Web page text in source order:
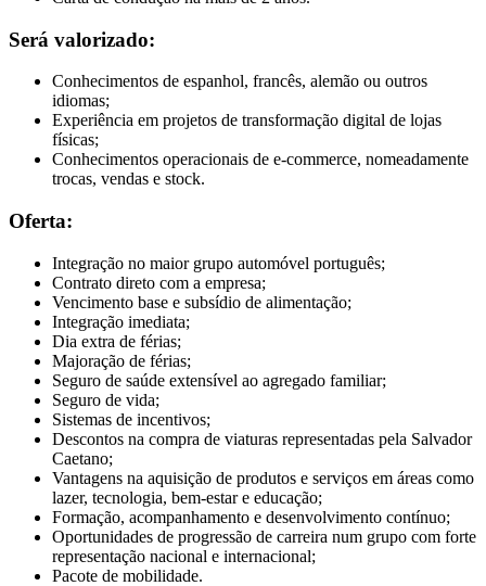
Será valorizado:
Conhecimentos de espanhol, francês, alemão ou outros
idiomas;
Experiência em projetos de transformação digital de lojas
físicas;
Conhecimentos operacionais de e-commerce, nomeadamente
trocas, vendas e stock.
Oferta:
Integração no maior grupo automóvel português;
Contrato direto com a empresa;
Vencimento base e subsídio de alimentação;
Integração imediata;
Dia extra de férias;
Majoração de férias;
Seguro de saúde extensível ao agregado familiar;
Seguro de vida;
Sistemas de incentivos;
Descontos na compra de viaturas representadas pela Salvador
Caetano;
Vantagens na aquisição de produtos e serviços em áreas como
lazer, tecnologia, bem-estar e educação;
Formação, acompanhamento e desenvolvimento contínuo;
Oportunidades de progressão de carreira num grupo com forte
representação nacional e internacional;
Pacote de mobilidade.